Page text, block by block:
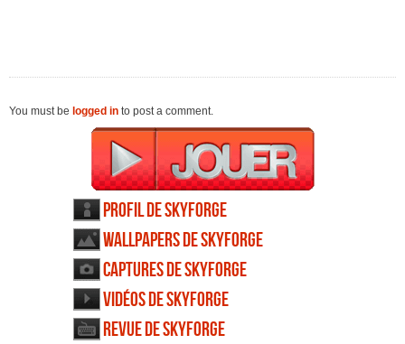
You must be logged in to post a comment.
Profil de Skyforge
Wallpapers de Skyforge
Captures de Skyforge
Vidéos de Skyforge
Revue de Skyforge